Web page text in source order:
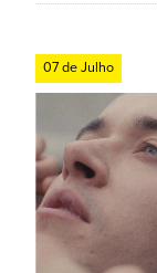
07 de Julho